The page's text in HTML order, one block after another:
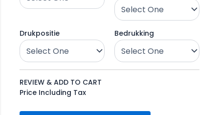
Drukpositie Bedrukking
REVIEW & ADD TO CART
Price Including Tax